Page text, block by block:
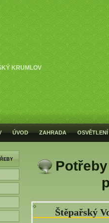
KRUMLOV
ÚVOD ZAHRADA OSVĚTLENÍ
Štěpařský